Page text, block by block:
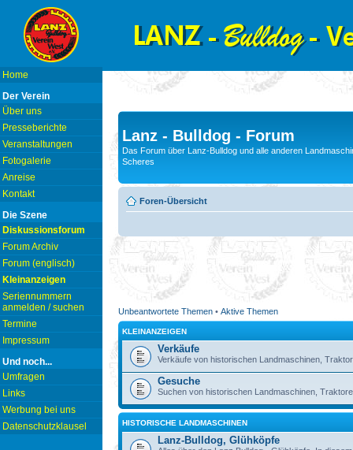
Home
Der Verein
Über uns
Presseberichte
Veranstaltungen
Fotogalerie
Anreise
Kontakt
Die Szene
Diskussionsforum
Forum Archiv
Forum (englisch)
Kleinanzeigen
Seriennummern
anmelden / suchen
Termine
Impressum
Und noch...
Umfragen
Links
Werbung bei uns
Datenschutzklausel
Lanz - Bulldog - Forum
Das Forum über Lanz-Bulldog und alle anderen
Scheres
Foren-Übersicht
Unbeantwortete Themen • Aktive Themen
KLEINANZEIGEN
Verkäufe
Verkäufe von historischen Landmaschinen,
Gesuche
Suchen von historischen Landmaschinen,
HISTORISCHE LANDMASCHINEN
Lanz-Bulldog, Glühköpfe